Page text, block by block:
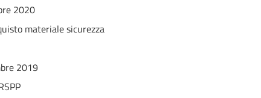
2020
materiale sicurezza
2019